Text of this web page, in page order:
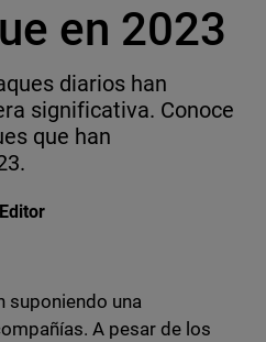
en 2023
diarios han
significativa. Conoce
que han
X on Reddit
suponiendo una
A pesar de los